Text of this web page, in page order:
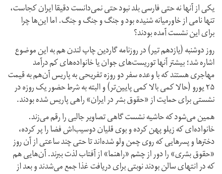
یکی از آنها نه حتی فارسی بلد نبود حتی نمی‌دانست دقیقا ایران کجاست،
تنها نامی از خاورمیانه شنیده بود و جنگ و جنگ و جنگ. اما این‌ها چرا
برای این نشست آمده بودند؟
روز دوشنبه (یازدهم تیر) در روزنامه گاردین چاپ لندن هم به این موضوع
اشاره شد؛ بیشتر آنها توریست‌های جوان یا خانواده‌های کم درآمد
مهاجری هستند که با وعده سفر دو روزه تفریحی به پاریس آن‌هم به قیمت
۲۵ یورو (حالا کمی بالا کمی پایین‌تر) و البته به شرط حضور یک روزه در
نشستی برای حمایت از «حقوق بشر در ایران» راهی پاریس شده بودند.
همین می‌شود که حاشیه نشست گاهی تصاویر جالبی را رقم می‌زند.
خانواده‌ای که زیلو پهن کرده و بوی قلیان دوسیب‌اش فضا را پر کرده،
دخترها و پسرهایی که روی چمن ولو شده‌اند تا حتی چند ساعتی از آن روز
«حقوق بشری» را دور از چشم «راهنما» از آفتاب لذت ببرند. آن‌هایی هم
که در انتهای سالن بودند نوبتی برای دریافت غذا جمع می‌شدند و بعد از